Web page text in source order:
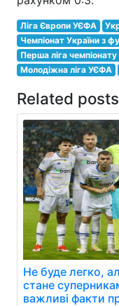
Ліга Європи УЄФА
Чемпіонат України з
Перша ліга чемпіонату
Молодіжна ліга УЄФА
Related posts
Не буде легко,
стане
важливі факти